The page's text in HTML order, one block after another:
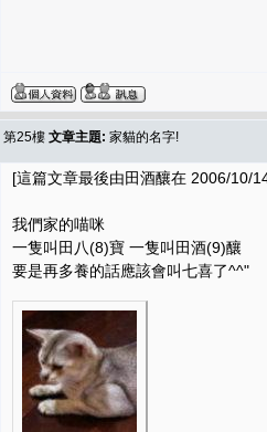
第25樓 文章主題: 家貓的名字!
[這篇文章最後由田酒釀在 2006/10/
我們家的喵咪
一隻叫田八(8)寶 一隻叫田酒(9)釀
要是再多養的話應該會叫七喜了^^"